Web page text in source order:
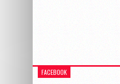
FACEBOOK